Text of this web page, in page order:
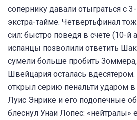
сопернику давали отыграться с
экстра-тайме. Четвертьфинал
сил: быстро поведя в счете (10-й
испанцы позволили ответить
сумели больше пробить
Швейцария осталась
открыл серию пенальти ударом в
Луис Энрике и его подопечные
блеснул Унаи Лопес: «нейтралы»